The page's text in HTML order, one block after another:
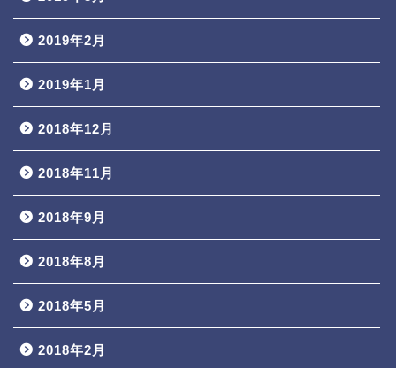
2019年2月
2019年1月
2018年12月
2018年11月
2018年9月
2018年8月
2018年5月
2018年2月